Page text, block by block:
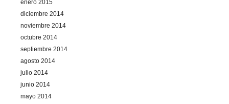
enero 2015
diciembre 2014
noviembre 2014
octubre 2014
septiembre 2014
agosto 2014
julio 2014
junio 2014
mayo 2014